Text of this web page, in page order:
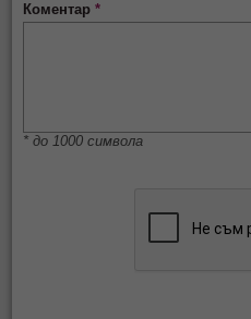
Коментар*
* до 1000 символа